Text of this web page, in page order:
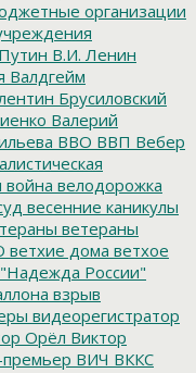
организации
В.И. Ленин
Валдгейм
Брусиловский
Валерий
ВВО ВВП Вебер
война велодорожка
весенние каникулы
ветераны
ветхие дома ветхое
России"
взрыв
видеорегистратор
Орёл Виктор
ВИЧ ВККС